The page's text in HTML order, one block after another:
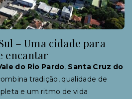
– Uma cidade para
encantar
do Rio Pardo, Santa Cruz do
tradição, qualidade de
e um ritmo de vida